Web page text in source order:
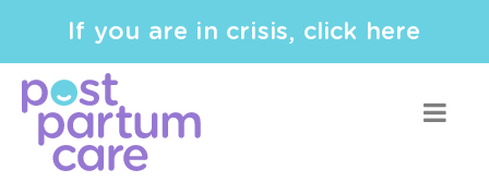
If you are in crisis, click here